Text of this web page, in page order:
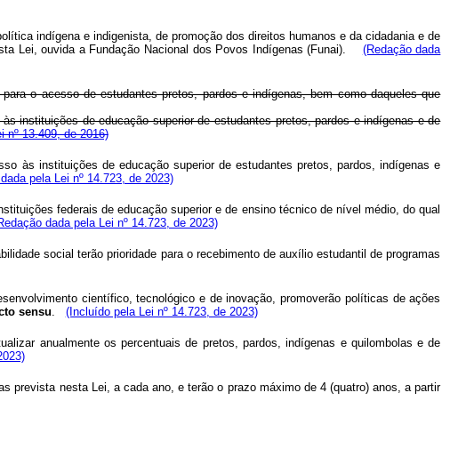
indígena e indigenista, de promoção dos direitos humanos e da cidadania e de
Lei, ouvida a Fundação Nacional dos Povos Indígenas (Funai). (Redação dada
o acesso de estudantes pretos, pardos e indígenas, bem como daqueles que
instituições de educação superior de estudantes pretos, pardos e indígenas e de
nº 13.409, de 2016)
às instituições de educação superior de estudantes pretos, pardos, indígenas e
pela Lei nº 14.723, de 2023)
federais de educação superior e de ensino técnico de nível médio, do qual
dada pela Lei nº 14.723, de 2023)
social terão prioridade para o recebimento de auxílio estudantil de programas
científico, tecnológico e de inovação, promoverão políticas de ações
sensu. (Incluído pela Lei nº 14.723, de 2023)
anualmente os percentuais de pretos, pardos, indígenas e quilombolas e de
prevista nesta Lei, a cada ano, e terão o prazo máximo de 4 (quatro) anos, a partir